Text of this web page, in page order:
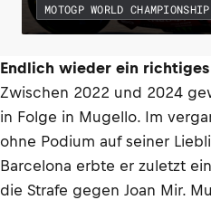
MOTOGP WORLD CHAMPIONSHIP
Endlich wieder ein
Zwischen 2022 und 2024
in Folge in Mugello. Im
ohne Podium auf seiner
Barcelona erbte er zuletzt
die Strafe gegen Joan Mir.